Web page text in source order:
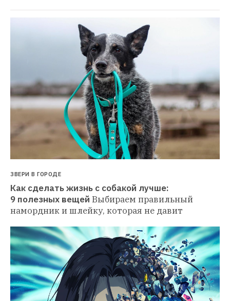
ЗВЕРИ В ГОРОДЕ
Как сделать жизнь с собакой лучше:
9 полезных вещей Выбираем правильный
намордник и шлейку, которая не давит